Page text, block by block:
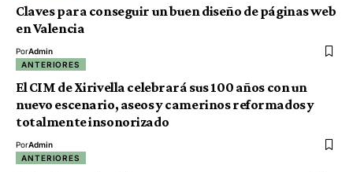
Claves para conseguir un buen diseño de páginas web
en Valencia
PorAdmin
ANTERIORES
El CIM de Xirivella celebrará sus 100 años con un
nuevo escenario, aseos y camerinos reformados y
totalmente insonorizado
PorAdmin
ANTERIORES